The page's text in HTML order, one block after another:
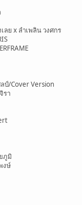
ลย x ลำเพลิน วงศกร
ป์/Cover Version
รา
ภูมิ
งษ์